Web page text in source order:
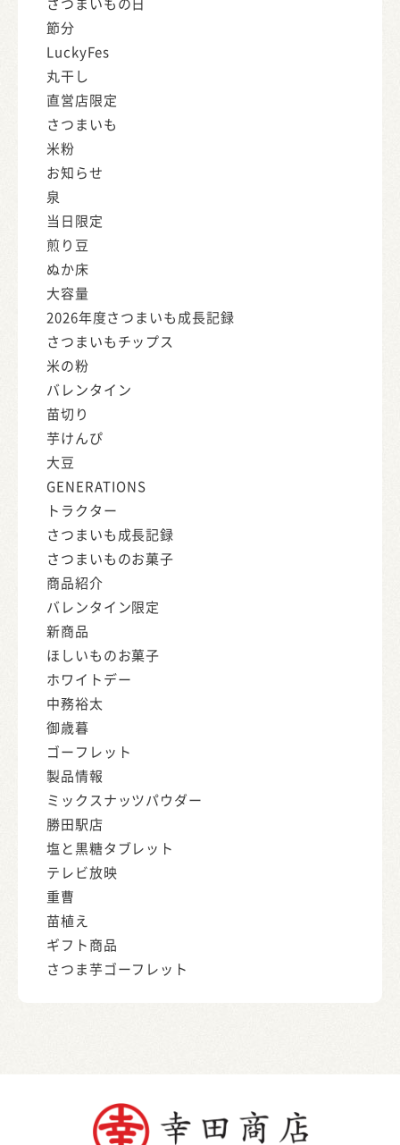
節分
LuckyFes
丸干し
直営店限定
さつまいも
米粉
お知らせ
泉
当日限定
煎り豆
ぬか床
大容量
2026年度さつまいも成長記録
さつまいもチップス
米の粉
バレンタイン
苗切り
芋けんぴ
大豆
GENERATIONS
トラクター
さつまいも成長記録
さつまいものお菓子
商品紹介
バレンタイン限定
新商品
ほしいものお菓子
ホワイトデー
中務裕太
御歳暮
ゴーフレット
製品情報
ミックスナッツパウダー
勝田駅店
塩と黒糖タブレット
テレビ放映
重曹
苗植え
ギフト商品
さつま芋ゴーフレット